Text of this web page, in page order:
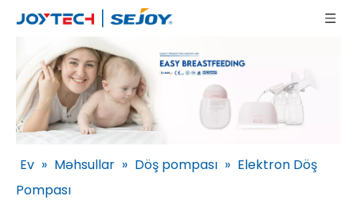
Ev » Məhsullar » Döş pompası » Elektron Döş
Pompası